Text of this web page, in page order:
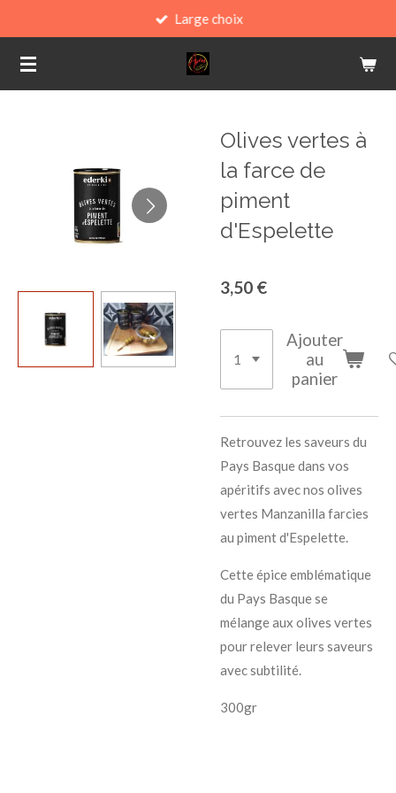
contenu
principal
Large choix
Olives vertes à
la farce de
piment
d'Espelette
3,50 €
Ajouter
au
panier
Retrouvez les saveurs du
Pays Basque dans vos
apéritifs avec nos olives
vertes Manzanilla farcies
au piment d'Espelette.
Cette épice emblématique
du Pays Basque se
mélange aux olives vertes
pour relever leurs saveurs
avec subtilité.
300gr